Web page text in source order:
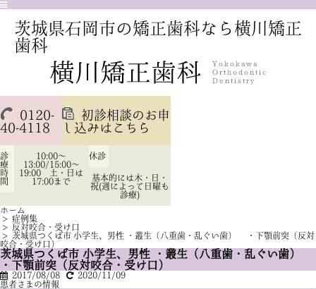
茨城県石岡市の矯正歯科なら横川矯正
歯科
0120-
40-4118
初診相談のお申
し込みはこちら
診
療
時
間
10:00～
13:00/15:00～
19:00 土・日は
17:00まで
休診
基本的には木・日・
祝(週によって日曜も
診療)
ホーム
> 症例集
>
反対咬合・受け口
> 茨城県つくば市 小学生、男性 ・叢生（八重歯・乱ぐい歯） ・下顎前突（反対
咬合・受け口）
茨城県つくば市 小学生、男性 ・叢生（八重歯・乱ぐい歯）
・下顎前突（反対咬合・受け口）
2017/08/08
2020/11/09
患者さまの情報